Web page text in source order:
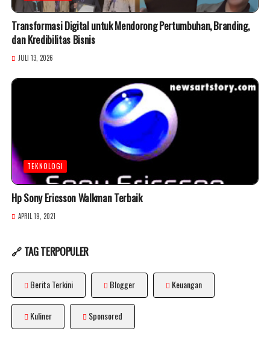
Transformasi Digital untuk Mendorong Pertumbuhan, Branding,
dan Kredibilitas Bisnis
JULI 13, 2026
TEKNOLOGI
Hp Sony Ericsson Walkman Terbaik
APRIL 19, 2021
🔗 TAG TERPOPULER
Berita Terkini Blogger Keuangan
Kuliner Sponsored